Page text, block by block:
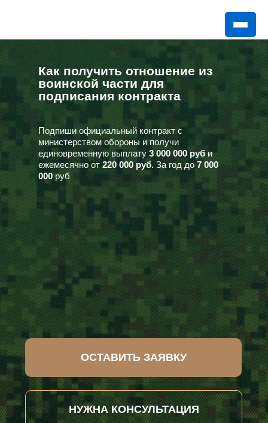
Как получить отношение из
воинской части для
подписания контракта
Подпиши официальный контракт с
министерством обороны и получи
единовременную выплату 3 000 000 руби
ежемесячно от 220 000 руб. За год до 7 000
000руб
ОСТАВИТЬ ЗАЯВКУ
НУЖНА КОНСУЛЬТАЦИЯ